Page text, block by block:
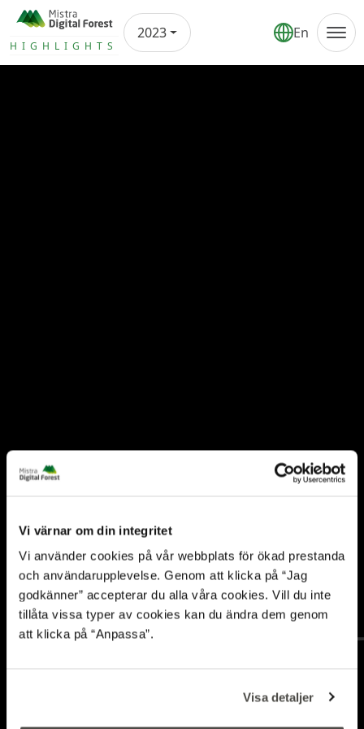
Vi värnar om din integritet
Vi använder cookies på vår webbplats för ökad prestanda
och användarupplevelse. Genom att klicka på “Jag
godkänner” accepterar du alla våra cookies. Vill du inte
tillåta vissa typer av cookies kan du ändra dem genom
att klicka på “Anpassa”.
Visa detaljer
HIGHLIGHTS Årsrapport
2023 En
Control of rough
terrain vehicles using